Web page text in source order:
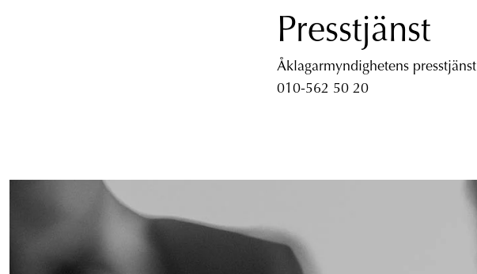
Presstjänst
Åklagarmyndighetens presstjänst
010-562 50 20